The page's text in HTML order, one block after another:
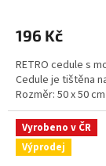
196 Kč
RETRO cedule s
Cedule je tištěna
Rozměr: 50 x 50 cm
Vyrobeno v ČR
Výprodej